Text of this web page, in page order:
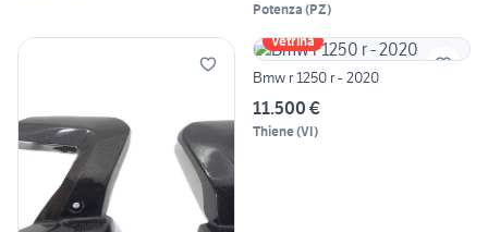
Potenza (PZ)
Vetrina
Bmw r 1250 r - 2020
11.500 €
Thiene(VI)